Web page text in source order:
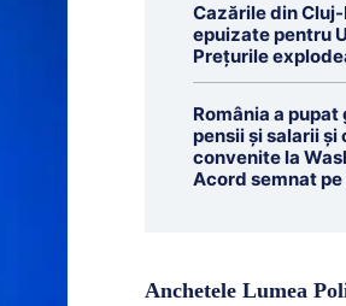
Cazările din
epuizate pentru
Prețurile
România a pupat
pensii și salarii
convenite la
Acord semnat pe
Anchetele Lumea